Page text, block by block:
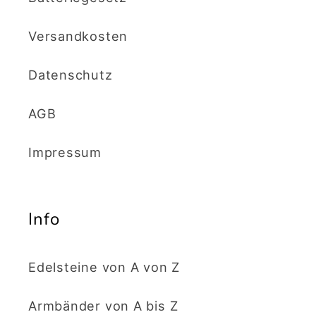
Versandkosten
Datenschutz
AGB
Impressum
Info
Edelsteine von A von Z
Armbänder von A bis Z